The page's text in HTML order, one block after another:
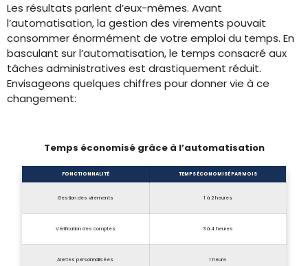
Les résultats parlent d’eux-mêmes. Avant
l’automatisation, la gestion des virements pouvait
consommer énormément de votre emploi du temps. En
basculant sur l’automatisation, le temps consacré aux
tâches administratives est drastiquement réduit.
Envisageons quelques chiffres pour donner vie à ce
changement:
Temps économisé grâce à l’automatisation
FONCTIONNALITÉ TEMPS ÉCONOMISÉ PAR MOIS
Gestion des virements 1 à 2 heures
Vérification des comptes 3 à 4 heures
Alertes personnalisées 1 heure